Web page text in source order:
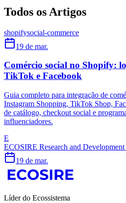
Todos os Artigos
shopifysocial-commerce
19 de mar.
Comércio social no Shopify:
TikTok e Facebook
Guia completo para integração de
Instagram Shopping, TikTok Shop,
de catálogo, checkout social e
influenciadores.
E
ECOSIRE Research and Development
19 de mar.
Líder do Ecossistema